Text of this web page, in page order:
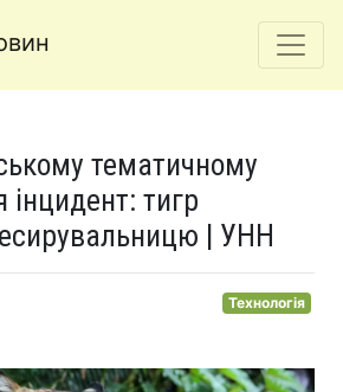
тематичному
інцидент: тигр
| УНН
Технологія